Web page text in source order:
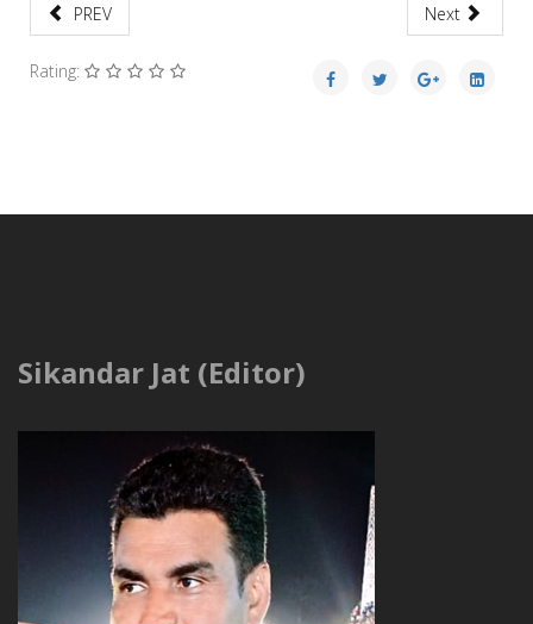
PREV Next
Rating:
Sikandar Jat (Editor)